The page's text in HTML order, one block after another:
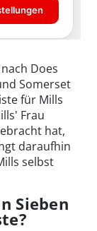
Does
Somerset
für Mills
Frau
hat,
daraufhin
selbst
Sieben